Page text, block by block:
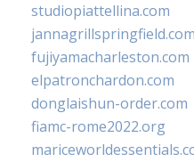
studiopiattellina.com
jannagrillspringfield.com
fujiyamacharleston.com
elpatronchardon.com
donglaishun-order.com
fiamc-rome2022.org